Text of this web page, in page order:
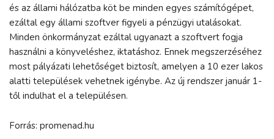
és az állami hálózatba köt be minden egyes számítógépet,
ezáltal egy állami szoftver figyeli a pénzügyi utalásokat.
Minden önkormányzat ezáltal ugyanazt a szoftvert fogja
használni a könyveléshez, iktatáshoz. Ennek megszerzéséhez
most pályázati lehetőséget biztosít, amelyen a 10 ezer lakos
alatti települések vehetnek igénybe. Az új rendszer január 1-
től indulhat el a településen.
Forrás: promenad.hu